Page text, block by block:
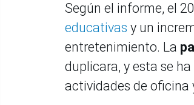
Según el informe, el
educativas y un
entretenimiento. La
duplicara, y esta se
actividades de oficina